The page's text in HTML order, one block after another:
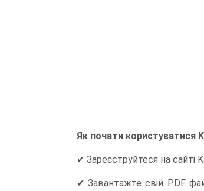
Як почати користуватися
✔ Зареєструйтеся на сайті
✔ Завантажте свій PDF